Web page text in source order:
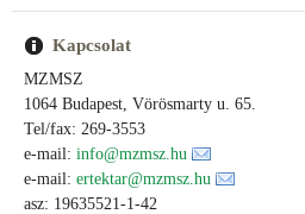
Kapcsolat
MZMSZ
1064 Budapest, Vörösmarty u. 65.
Tel/fax: 269-3553
e-mail: info@mzmsz.hu
e-mail: ertektar@mzmsz.hu
asz: 19635521-1-42